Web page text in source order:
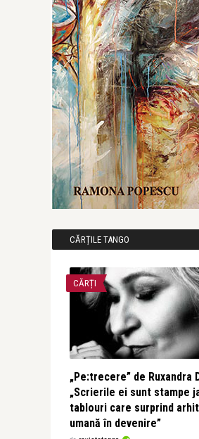
CĂRȚILE TANGO
CĂRȚI
„Pe:trecere” de Ruxandra
„Scrierile ei sunt stampe
tablouri care surprind
umană în devenire”